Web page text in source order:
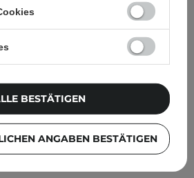
- Universal - 8g
6,99 €
IN DEN WARENKORB
ANGABEN BESTÄTIGEN
BESTÄTIGEN